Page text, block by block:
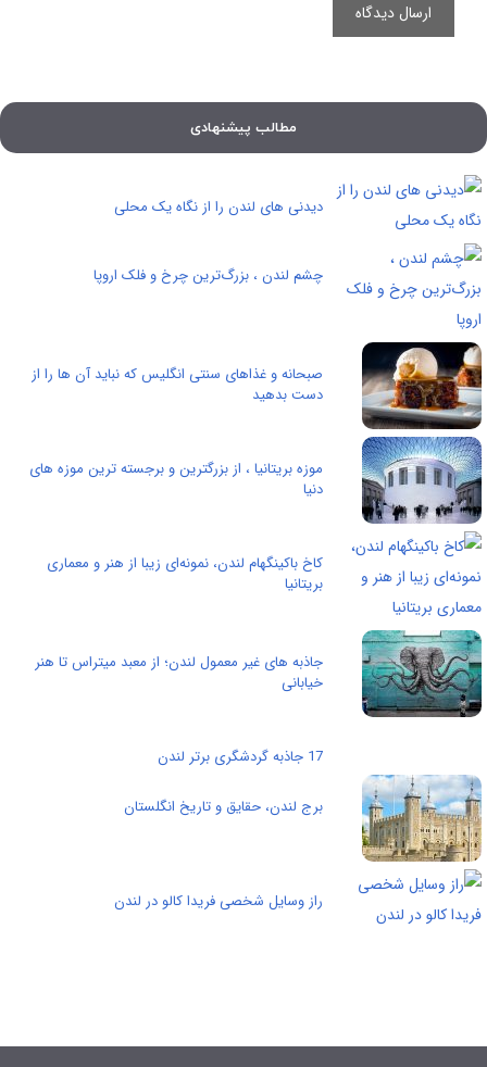
مطالب پیشنهادی
دیدنی های لندن را از نگاه یک محلی
چشم لندن ، بزرگ‌ترین چرخ و فلک اروپا
صبحانه و غذاهای سنتی انگلیس که نباید آن ها را از
دست بدهید
موزه بریتانیا ، از بزرگترین و برجسته ترین موزه های
دنیا
کاخ باکینگهام لندن، نمونه‌ای زیبا از هنر و معماری
بریتانیا
جاذبه های غیر معمول لندن؛ از معبد میتراس تا هنر
خیابانی
17 جاذبه گردشگری برتر لندن
برج لندن، حقایق و تاریخ انگلستان
راز وسایل شخصی فریدا کالو در لندن